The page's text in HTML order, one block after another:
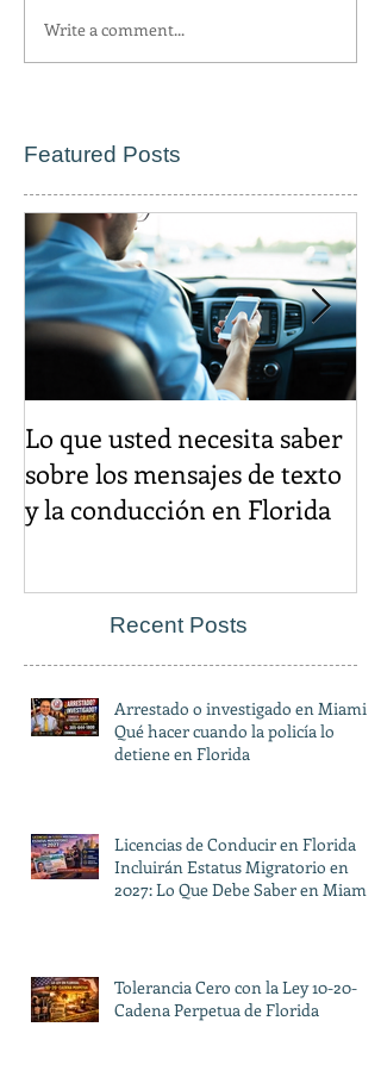
Write a comment...
Featured Posts
Lo que usted necesita saber
sobre los mensajes de texto
y la conducción en Florida
Recent Posts
Arrestado o investigado en Miami?
Qué hacer cuando la policía lo
detiene en Florida
Licencias de Conducir en Florida
Incluirán Estatus Migratorio en
2027: Lo Que Debe Saber en Miami
Tolerancia Cero con la Ley 10-20-
Cadena Perpetua de Florida